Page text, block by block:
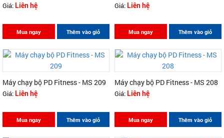
Giá: Liên hệ
Mua ngay Thêm vào giỏ
Giá: Liên hệ
Mua ngay Thêm vào giỏ
Máy chạy bộ PD Fitness - MS 209
Giá: Liên hệ
Mua ngay Thêm vào giỏ
Máy chạy bộ PD Fitness - MS 208
Giá: Liên hệ
Mua ngay Thêm vào giỏ